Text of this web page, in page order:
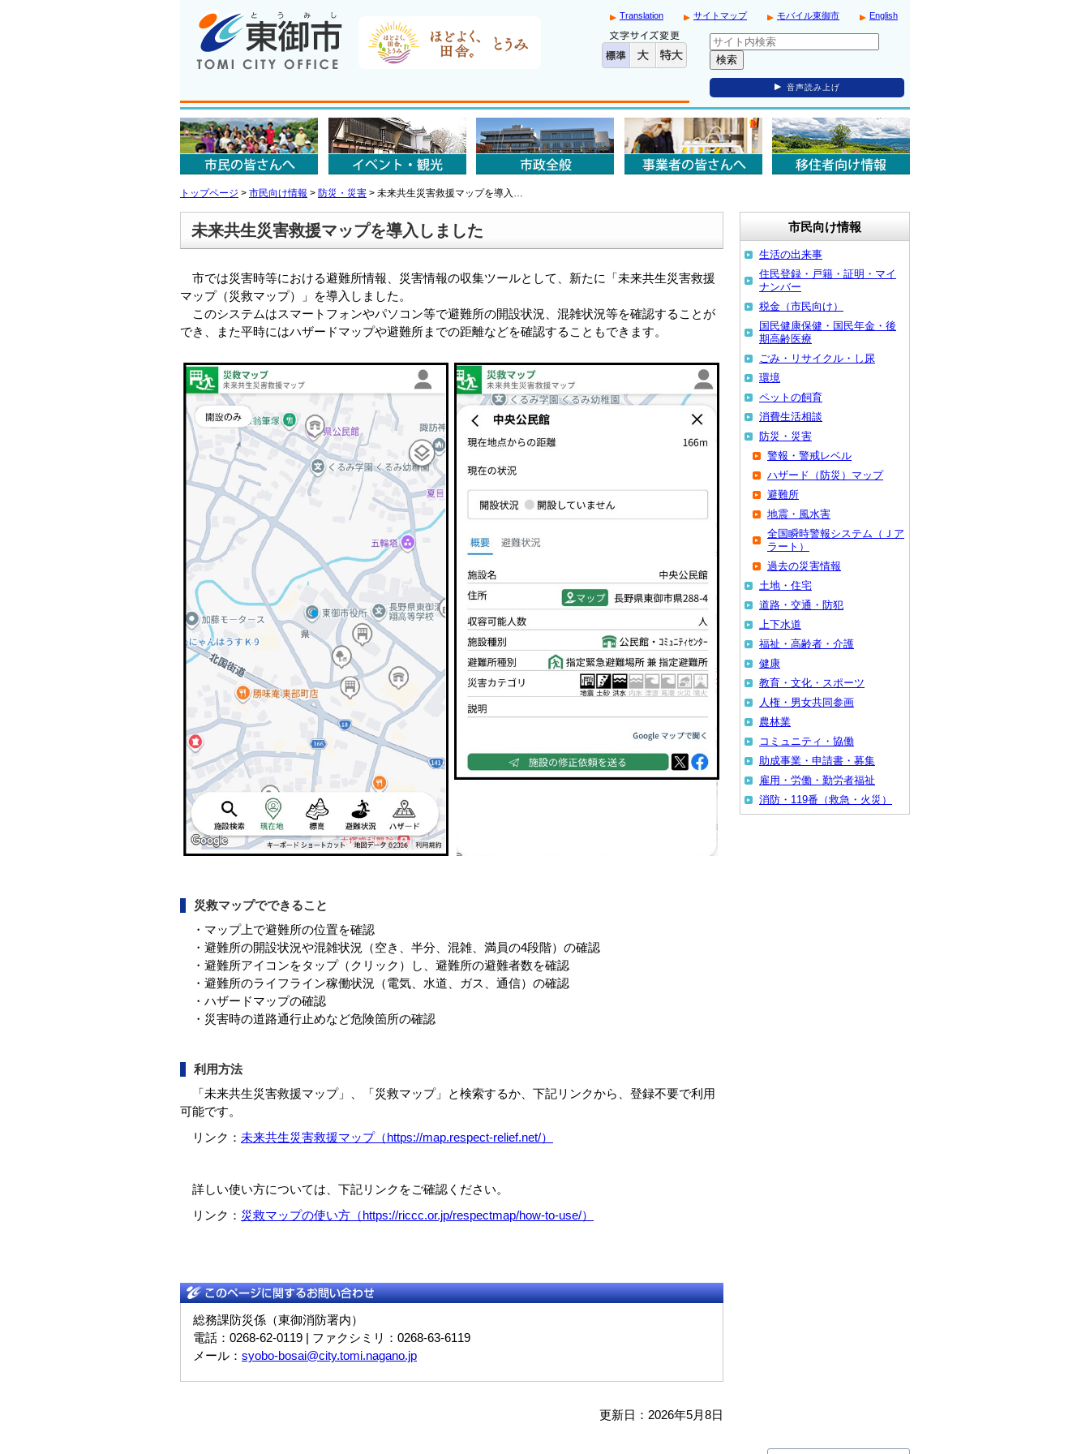
English
モバイル東御市
サイトマップ
Translation
音声読み上げ
トップページ > 市民向け情報 > 防災・災害 > 未来共生災害救援マップを導入…
未来共生災害救援マップを導入しました
市では災害時等における避難所情報、災害情報の収集ツールとして、新たに「未来共生災害救援
マップ（災救マップ）」を導入しました。
このシステムはスマートフォンやパソコン等で避難所の開設状況、混雑状況等を確認することが
でき、また平時にはハザードマップや避難所までの距離などを確認することもできます。
災救マップでできること
・マップ上で避難所の位置を確認
・避難所の開設状況や混雑状況（空き、半分、混雑、満員の4段階）の確認
・避難所アイコンをタップ（クリック）し、避難所の避難者数を確認
・避難所のライフライン稼働状況（電気、水道、ガス、通信）の確認
・ハザードマップの確認
・災害時の道路通行止めなど危険箇所の確認
利用方法
「未来共生災害救援マップ」、「災救マップ」と検索するか、下記リンクから、登録不要で利用
可能です。
リンク： 未来共生災害救援マップ（https://map.respect-relief.net/）
詳しい使い方については、下記リンクをご確認ください。
リンク： 災救マップの使い方（https://riccc.or.jp/respectmap/how-to-use/）
総務課防災係（東御消防署内）
電話：0268-62-0119 | ファクシミリ：0268-63-6119
メール： syobo-bosai@city.tomi.nagano.jp
更新日：2026年5月8日
市民向け情報
生活の出来事
住民登録・戸籍・証明・マイ
ナンバー
税金（市民向け）
国民健康保健・国民年金・後
期高齢医療
ごみ・リサイクル・し尿
環境
ペットの飼育
消費生活相談
防災・災害
警報・警戒レベル
ハザード（防災）マップ
避難所
地震・風水害
全国瞬時警報システム（Ｊア
ラート）
過去の災害情報
土地・住宅
道路・交通・防犯
上下水道
福祉・高齢者・介護
健康
教育・文化・スポーツ
人権・男女共同参画
農林業
コミュニティ・協働
助成事業・申請書・募集
雇用・労働・勤労者福祉
消防・119番（救急・火災）